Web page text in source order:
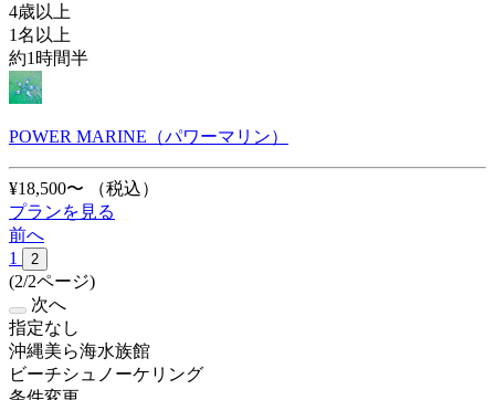
4歳以上
1名以上
約1時間半
POWER MARINE（パワーマリン）
¥18,500〜
（税込）
プランを見る
前へ
1
2
(2/2ページ)
次へ
指定なし
沖縄美ら海水族館
ビーチシュノーケリング